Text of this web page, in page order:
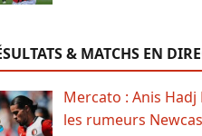
& MATCHS EN
Mercato : Anis
les rumeurs